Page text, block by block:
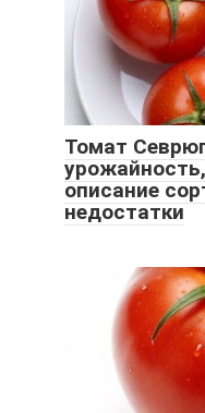
Томат
описание
недостатки